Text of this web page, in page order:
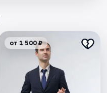
от 1 500 ₽